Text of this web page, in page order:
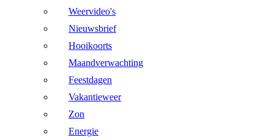
Weervideo's
Nieuwsbrief
Hooikoorts
Maandverwachting
Feestdagen
Vakantieweer
Zon
Energie